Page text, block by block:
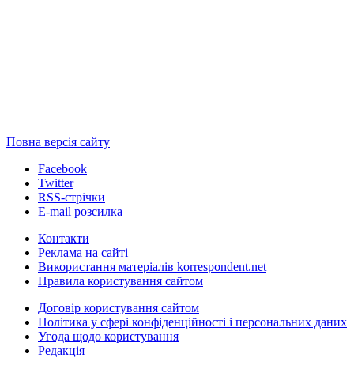
Повна версія сайту
Facebook
Twitter
RSS-стрічки
E-mail розсилка
Контакти
Реклама на сайті
Використання матеріалів korrespondent.net
Правила користування сайтом
Договір користування сайтом
Політика у сфері конфіденційності і персональних даних
Угода щодо користування
Редакція